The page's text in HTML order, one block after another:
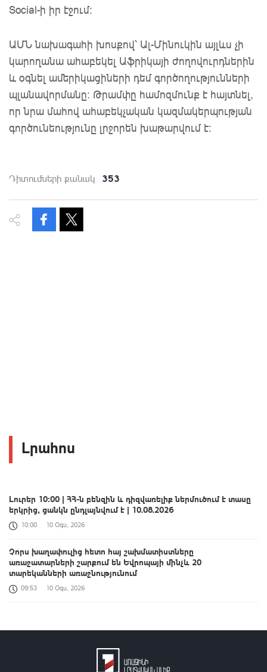
Social-ի իր էջում:
ԱՄՆ նախագահի խոսքով՝ Ալ-Մինուկին այլևս չի
կարողանա ահաբեկել Աֆրիկայի ժողովուրդներին
և օգնել ամերիկացիների դեմ գործողությունների
պլանավորմանը։ Թրամփը համոզմունք է հայտնել,
որ նրա մահով ահաբեկչական կազմակերպության
գործունեությունը լրջորեն խաթարվում է:
Դիտումների քանակ 353
Լրահոս
Լուրեր 10:00 | ՀՀ-ն բենզին և դիզվառելիք ներմուծում է տասը
երկրից, ցանկն ընդլայնվում է | 10.08.2026
10:00 10 Օգս, 2026
Չորս խաղափուլից հետո հայ շախմատիստները
առաջատարների շարքում են Եվրոպայի մինչև 20
տարեկանների առաջնությունում
09:53 10 Օգս, 2026
09:33 10 Օգս, 2026
ՆԳ նախարարը ծանոթացել է Եղեգնաձորի հրշեջ-
փրկարարական ջոկատի նոր շենքի շինաշխատանքներին